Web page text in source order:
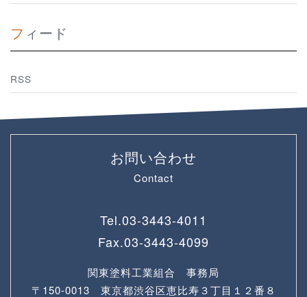
フィード
RSS
お問い合わせ
Contact
Tel.03-3443-4011
Fax.03-3443-4099
関東塗料工業組合 事務局
〒150-0013 東京都渋谷区恵比寿３丁目１２番８